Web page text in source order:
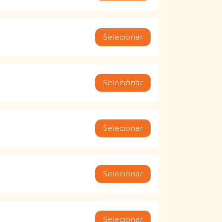
Selecionar
Selecionar
Selecionar
Selecionar
Selecionar